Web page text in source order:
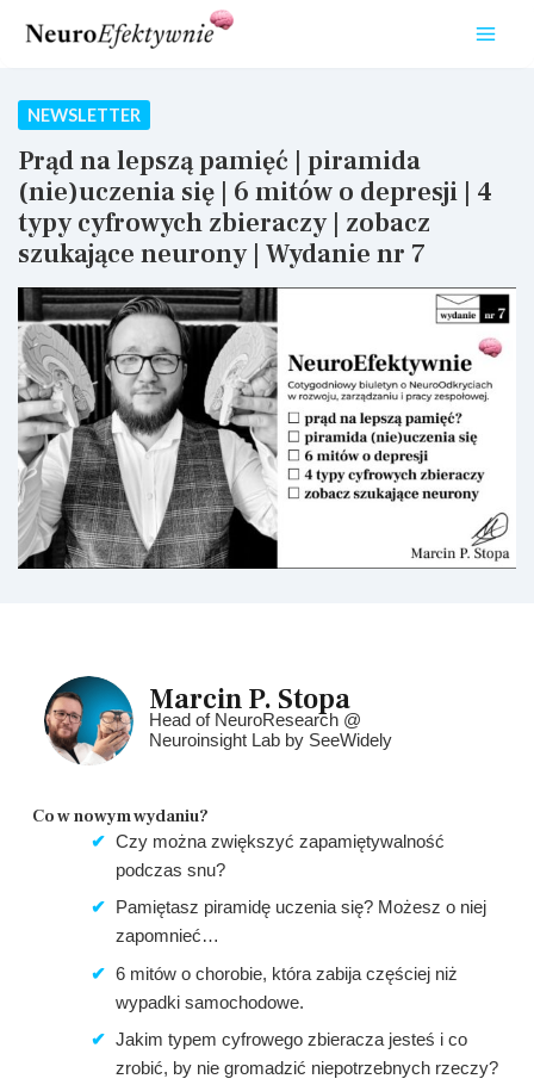
NEWSLETTER
Prąd na lepszą pamięć | piramida
(nie)uczenia się | 6 mitów o depresji | 4
typy cyfrowych zbieraczy | zobacz
szukające neurony | Wydanie nr 7
Marcin P. Stopa
Head of NeuroResearch @
Neuroinsight Lab by SeeWidely
Co w nowym wydaniu?​
Czy można zwiększyć zapamiętywalność
podczas snu?
Pamiętasz piramidę uczenia się? Możesz o niej
zapomnieć…
6 mitów o chorobie, która zabija częściej niż
wypadki samochodowe.
Jakim typem cyfrowego zbieracza jesteś i co
zrobić, by nie gromadzić niepotrzebnych rzeczy?